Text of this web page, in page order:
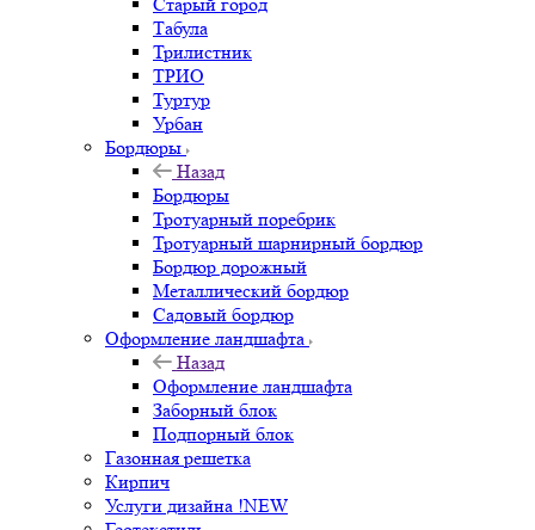
Табула
Трилистник
ТРИО
Туртур
Урбан
Бордюры
Назад
Бордюры
Тротуарный поребрик
Тротуарный шарнирный бордюр
Бордюр дорожный
Металлический бордюр
Садовый бордюр
Оформление ландшафта
Назад
Оформление ландшафта
Заборный блок
Подпорный блок
Газонная решетка
Кирпич
Услуги дизайна !NEW